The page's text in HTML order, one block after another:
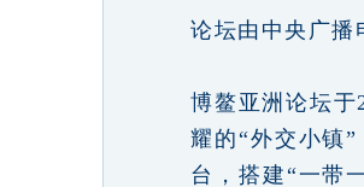
论坛由中央广播
博鳌亚洲论坛
耀的“外交小镇
台，搭建“一带